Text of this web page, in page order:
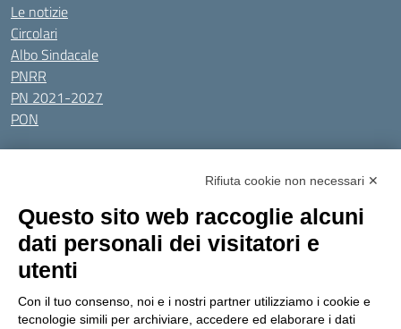
Le notizie
Circolari
Albo Sindacale
PNRR
PN 2021-2027
PON
Tutti gli argomenti
Amministrazione Trasparente
Privacy Policy
Dichiarazione di accessibilitàObiettivi di accessibilità
Seguici su:
Indirizzo:Via Gaetano Donizetti 30, Collegno
Rifiuta cookie non necessari ✕
Questo sito web raccoglie alcuni
dati personali dei visitatori e
utenti
Con il tuo consenso, noi e i nostri partner utilizziamo i cookie e
tecnologie simili per archiviare, accedere ed elaborare i dati